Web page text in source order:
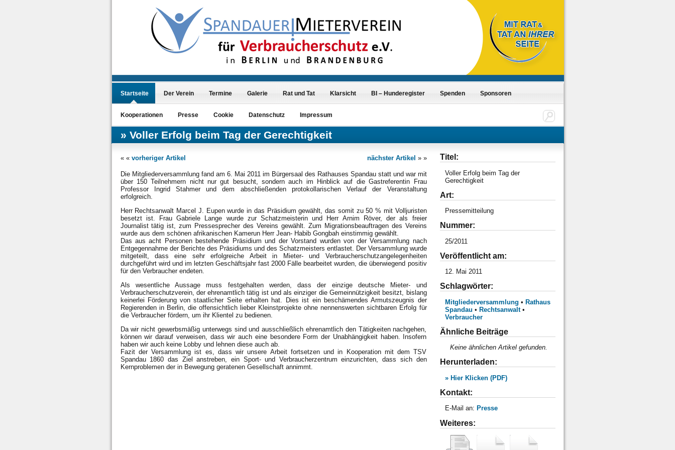
Startseite Der Verein Termine Galerie Rat und Tat Klarsicht BI – Hunderegister Spenden Sponsoren
Kooperationen Presse Cookie Datenschutz Impressum
Voller Erfolg beim Tag der Gerechtigkeit
« « vorheriger Artikel nächster Artikel » »
Die Mitgliederversammlung fand am 6. Mai 2011 im Bürgersaal des Rathauses Spandau statt und war mit
über 150 Teilnehmern nicht nur gut besucht, sondern auch im Hinblick auf die Gastreferentin Frau
Professor Ingrid Stahmer und dem abschließenden protokollarischen Verlauf der Veranstaltung
erfolgreich.
Herr Rechtsanwalt Marcel J. Eupen wurde in das Präsidium gewählt, das somit zu 50 % mit Volljuristen
besetzt ist. Frau Gabriele Lange wurde zur Schatzmeisterin und Herr Arnim Röver, der als freier
Journalist tätig ist, zum Pressesprecher des Vereins gewählt. Zum Migrationsbeauftragen des Vereins
wurde aus dem schönen afrikanischen Kamerun Herr Jean- Habib Gongbah einstimmig gewählt.
Das aus acht Personen bestehende Präsidium und der Vorstand wurden von der Versammlung nach
Entgegennahme der Berichte des Präsidiums und des Schatzmeisters entlastet. Der Versammlung wurde
mitgeteilt, dass eine sehr erfolgreiche Arbeit in Mieter- und Verbraucherschutzangelegenheiten
durchgeführt wird und im letzten Geschäftsjahr fast 2000 Fälle bearbeitet wurden, die überwiegend positiv
für den Verbraucher endeten.
Als wesentliche Aussage muss festgehalten werden, dass der einzige deutsche Mieter- und
Verbraucherschutzverein, der ehrenamtlich tätig ist und als einziger die Gemeinnützigkeit besitzt, bislang
keinerlei Förderung von staatlicher Seite erhalten hat. Dies ist ein beschämendes Armutszeugnis der
Regierenden in Berlin, die offensichtlich lieber Kleinstprojekte ohne nennenswerten sichtbaren Erfolg für
die Verbraucher fördern, um ihr Klientel zu bedienen.
Da wir nicht gewerbsmäßig unterwegs sind und ausschließlich ehrenamtlich den Tätigkeiten nachgehen,
können wir darauf verweisen, dass wir auch eine besondere Form der Unabhängigkeit haben. Insofern
haben wir auch keine Lobby und lehnen diese auch ab.
Fazit der Versammlung ist es, dass wir unsere Arbeit fortsetzen und in Kooperation mit dem TSV
Spandau 1860 das Ziel anstreben, ein Sport- und Verbraucherzentrum einzurichten, dass sich den
Kernproblemen der in Bewegung geratenen Gesellschaft annimmt.
Titel:
Voller Erfolg beim Tag der
Gerechtigkeit
Art:
Pressemitteilung
Nummer:
25/2011
Veröffentlicht am:
12. Mai 2011
Schlagwörter:
Mitgliederversammlung • Rathaus
Spandau • Rechtsanwalt•
Verbraucher
Ähnliche Beiträge
Keine ähnlichen Artikel gefunden.
Herunterladen:
» Hier Klicken (PDF)
Kontakt:
E-Mail an: Presse
Weiteres: